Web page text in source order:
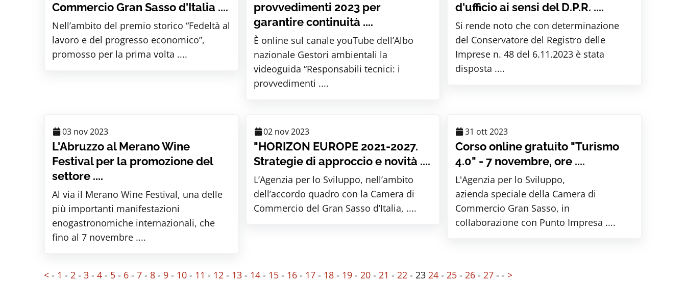
Commercio Gran Sasso d'Italia ....
Nell’ambito del premio storico “Fedeltà al
lavoro e del progresso economico”,
promosso per la prima volta ....
provvedimenti 2023 per
garantire continuità ....
È online sul canale youTube dell’Albo
nazionale Gestori ambientali la
videoguida “Responsabili tecnici: i
provvedimenti ....
d'ufficio ai sensi del D.P.R. ....
Si rende noto che con determinazione
del Conservatore del Registro delle
Imprese n. 48 del 6.11.2023 è stata
disposta ....
03 nov 2023
L'Abruzzo al Merano Wine
Festival per la promozione del
settore ....
Al via il Merano Wine Festival, una delle
più importanti manifestazioni
enogastronomiche internazionali, che
fino al 7 novembre ....
02 nov 2023
"HORIZON EUROPE 2021-2027.
Strategie di approccio e novità ....
L’Agenzia per lo Sviluppo, nell’ambito
dell’accordo quadro con la Camera di
Commercio del Gran Sasso d’Italia, ....
31 ott 2023
Corso online gratuito "Turismo
4.0" - 7 novembre, ore ....
L'Agenzia per lo Sviluppo,
azienda speciale della Camera di
Commercio Gran Sasso, in
collaborazione con Punto Impresa ....
< - 1 - 2 - 3 - 4 - 5 - 6 - 7 - 8 - 9 - 10 - 11 - 12 - 13 - 14 - 15 - 16 - 17 - 18 - 19 - 20 - 21 - 22 - 23 24 - 25 - 26 - 27 - - >